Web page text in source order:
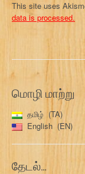
This site uses
data is processed.
மொழி மாற்று
தமிழ்
TA
English
EN
தேடல்…